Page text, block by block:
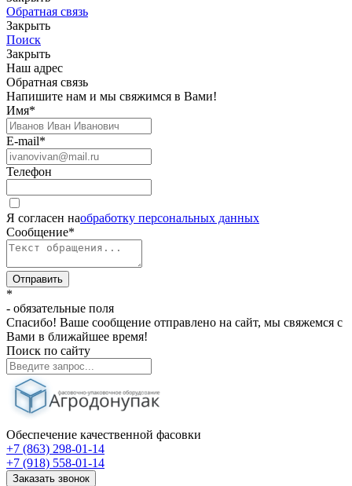
Обратная связь
Закрыть
Поиск
Закрыть
Наш адрес
Обратная связь
Напишите нам и мы свяжимся в Вами!
Имя*
E-mail*
Телефон
Я согласен наобработку персональных данных
Сообщение*
Отправить
*
- обязательные поля
Спасибо! Ваше сообщение отправлено на сайт, мы свяжемся с
Вами в ближайшее время!
Поиск по сайту
Обеспечение качественной фасовки
+7 (863) 298-01-14
+7 (918) 558-01-14
Заказать звонок